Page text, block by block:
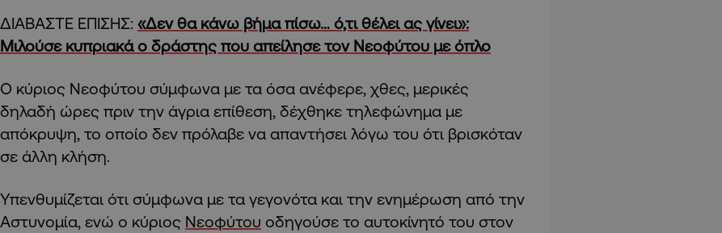
ΔΙΑΒΑΣΤΕ ΕΠΙΣΗΣ: «Δεν θα κάνω βήμα πίσω… ό,τι θέλει ας γίνει»:
Μιλούσε κυπριακά ο δράστης που απείλησε τον Νεοφύτου με όπλο
Ο κύριος Νεοφύτου σύμφωνα με τα όσα ανέφερε, χθες, μερικές
δηλαδή ώρες πριν την άγρια επίθεση, δέχθηκε τηλεφώνημα με
απόκρυψη, το οποίο δεν πρόλαβε να απαντήσει λόγω του ότι βρισκόταν
σε άλλη κλήση.
Υπενθυμίζεται ότι σύμφωνα με τα γεγονότα και την ενημέρωση από την
Αστυνομία, ενώ ο κύριος Νεοφύτου οδηγούσε το αυτοκίνητό του στον